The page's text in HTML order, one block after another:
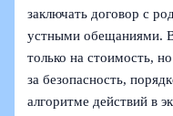
заключать договор с
устными обещаниями.
только на стоимость,
за безопасность,
алгоритме действий в